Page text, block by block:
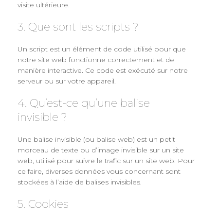
visite ultérieure.
3. Que sont les scripts ?
Un script est un élément de code utilisé pour que
notre site web fonctionne correctement et de
manière interactive. Ce code est exécuté sur notre
serveur ou sur votre appareil.
4. Qu’est-ce qu’une balise
invisible ?
Une balise invisible (ou balise web) est un petit
morceau de texte ou d’image invisible sur un site
web, utilisé pour suivre le trafic sur un site web. Pour
ce faire, diverses données vous concernant sont
stockées à l’aide de balises invisibles.
5. Cookies